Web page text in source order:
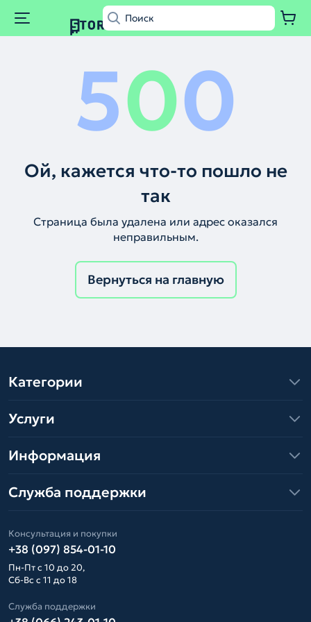
500
Ой, кажется что-то пошло не
так
Страница была удалена или адрес оказался
неправильным.
Вернуться на главную
Категории
Услуги
Информация
Служба поддержки
Консультация и покупки
+38 (097) 854-01-10
Пн-Пт с 10 до 20,
Сб-Вс с 11 до 18
Служба поддержки